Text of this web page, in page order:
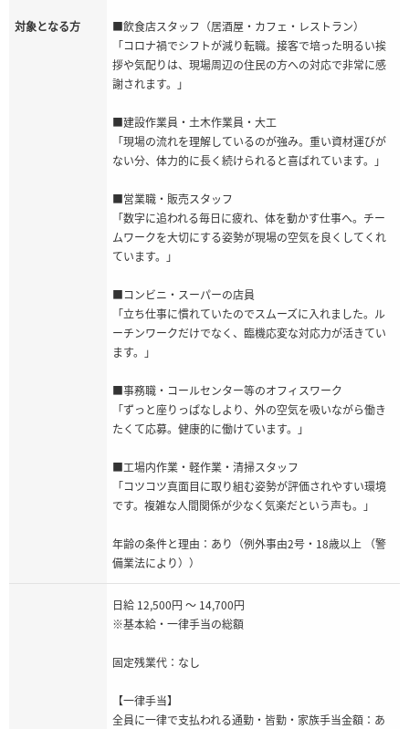
対象となる方
■飲食店スタッフ（居酒屋・カフェ・レストラン）
「コロナ禍でシフトが減り転職。接客で培った明るい挨
拶や気配りは、現場周辺の住民の方への対応で非常に感
謝されます。」
■建設作業員・土木作業員・大工
「現場の流れを理解しているのが強み。重い資材運びが
ない分、体力的に長く続けられると喜ばれています。」
■営業職・販売スタッフ
「数字に追われる毎日に疲れ、体を動かす仕事へ。チー
ムワークを大切にする姿勢が現場の空気を良くしてくれ
ています。」
■コンビニ・スーパーの店員
「立ち仕事に慣れていたのでスムーズに入れました。ル
ーチンワークだけでなく、臨機応変な対応力が活きてい
ます。」
■事務職・コールセンター等のオフィスワーク
「ずっと座りっぱなしより、外の空気を吸いながら働き
たくて応募。健康的に働けています。」
■工場内作業・軽作業・清掃スタッフ
「コツコツ真面目に取り組む姿勢が評価されやすい環境
です。複雑な人間関係が少なく気楽だという声も。」
年齢の条件と理由：あり（例外事由2号・18歳以上 （警
備業法により））
日給 12,500円 ～ 14,700円
※基本給・一律手当の総額
固定残業代：なし
【一律手当】
全員に一律で支払われる通勤・皆勤・家族手当金額：あ